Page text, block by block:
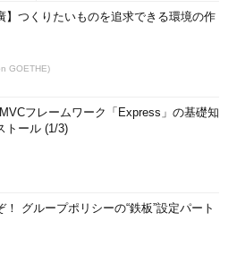
】つくりたいものを追求できる環境の作
GOETHE)
フレームワーク「Express」の基礎知
トール (1/3)
！ グループポリシーの“鉄板”設定パート